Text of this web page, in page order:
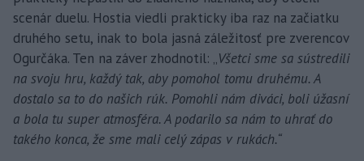
scenár duelu. Hostia viedli prakticky iba raz na začiatku
druhého setu, inak to bola jasná záležitosť pre zverencov
Ogurčáka. Ten na záver zhodnotil: „Všetci sme sa sústredili
na svoju hru, každý tak, aby pomohol tomu druhému. A
dostalo sa to do našich rúk. Pomohli nám diváci, boli úžasní
a bola tu super atmosféra. A podarilo sa nám to uhrať do
takého konca, že sme mali celý zápas v rukách.“